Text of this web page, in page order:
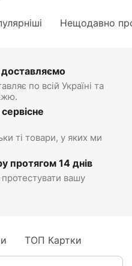
Нещодавно
по всій Україні та
ті товари, у яких ми
протягом 14 днів
вашу
ТОП Картки